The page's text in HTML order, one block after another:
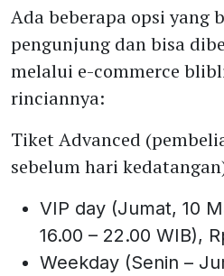
Ada beberapa opsi yang
pengunjung dan bisa
melalui e-commerce
rinciannya:
Tiket Advanced
sebelum hari
VIP day (Jumat, 10
16.00 – 22.00 WIB),
Weekday (Senin –